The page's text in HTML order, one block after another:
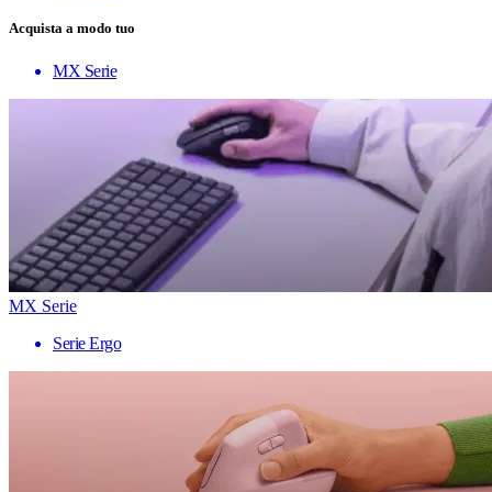
Acquista a modo tuo
MX Serie
MX Serie
Serie Ergo